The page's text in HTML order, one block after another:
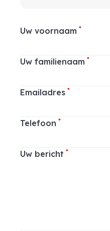
Uw voornaam *
Uw familienaam *
Emailadres *
Telefoon *
Uw bericht *